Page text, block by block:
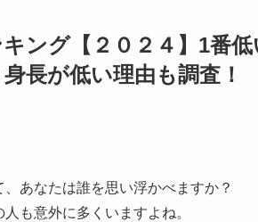
ング【２０２４】1番
長が低い理由も調査！
あなたは誰を思い浮かべますか？
も意外に多くいますよね。